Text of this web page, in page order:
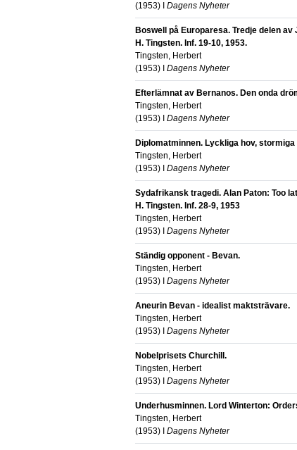
(1953) I Dagens Nyheter
Boswell på Europaresa. Tredje delen
H. Tingsten. Inf. 19-10, 1953.
Tingsten, Herbert
(1953) I Dagens Nyheter
Efterlämnat av Bernanos. Den onda
Tingsten, Herbert
(1953) I Dagens Nyheter
Diplomatminnen. Lyckliga hov, stormiga
Tingsten, Herbert
(1953) I Dagens Nyheter
Sydafrikansk tragedi. Alan Paton: Too
H. Tingsten. Inf. 28-9, 1953
Tingsten, Herbert
(1953) I Dagens Nyheter
Ständig opponent - Bevan.
Tingsten, Herbert
(1953) I Dagens Nyheter
Aneurin Bevan - idealist maktsträvare.
Tingsten, Herbert
(1953) I Dagens Nyheter
Nobelprisets Churchill.
Tingsten, Herbert
(1953) I Dagens Nyheter
Underhusminnen. Lord Winterton:
Tingsten, Herbert
(1953) I Dagens Nyheter